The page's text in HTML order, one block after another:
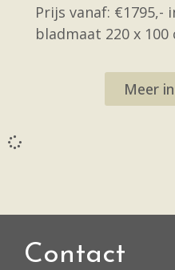
Prijs vanaf: €1795,-
bladmaat 220 x 100
Meer
Contact